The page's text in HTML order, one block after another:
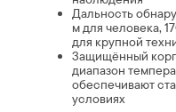
Дальность
м для человека,
для крупной
Защищённый
диапазон
обеспечивают
условиях